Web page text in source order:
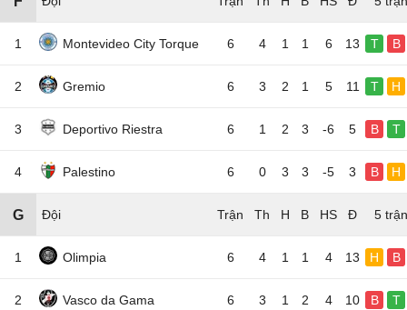
1 Montevideo City Torque 6 4 1 1 6 13 T B
2 Gremio 6 3 2 1 5 11 T H
3 Deportivo Riestra 6 1 2 3 -6 5 B T
4 Palestino 6 0 3 3 -5 3 B H
G Đội 5
1 Olimpia 6 4 1 1 4 13 H B
2 Vasco da Gama 6 3 1 2 4 10 B T